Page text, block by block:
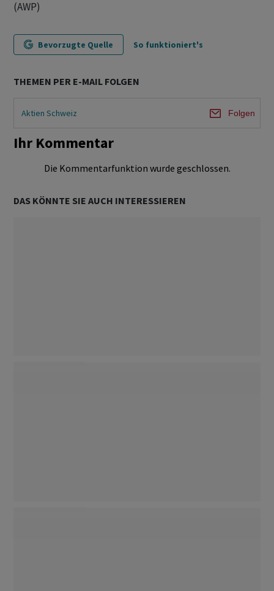
(AWP)
Bevorzugte Quelle So funktioniert's
THEMEN PER E-MAIL FOLGEN
Aktien Schweiz Folgen
Ihr Kommentar
Die Kommentarfunktion wurde geschlossen.
DAS KÖNNTE SIE AUCH INTERESSIEREN